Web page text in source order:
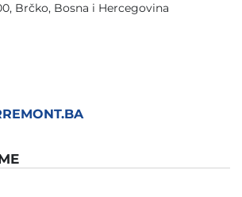
Brčko, Bosna i Hercegovina